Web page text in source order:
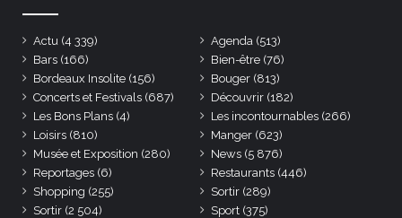
Actu (4 339) Agenda (513)
Bars (166) Bien-être (76)
Bordeaux Insolite (156) Bouger (813)
Concerts et Festivals (687) Découvrir (182)
Les Bons Plans (4) Les incontournables (266)
Loisirs (810) Manger (623)
Musée et Exposition (280) News (5 876)
Reportages (6) Restaurants (446)
Shopping (255) Sortir (289)
Sortir (2 504) Sport (375)